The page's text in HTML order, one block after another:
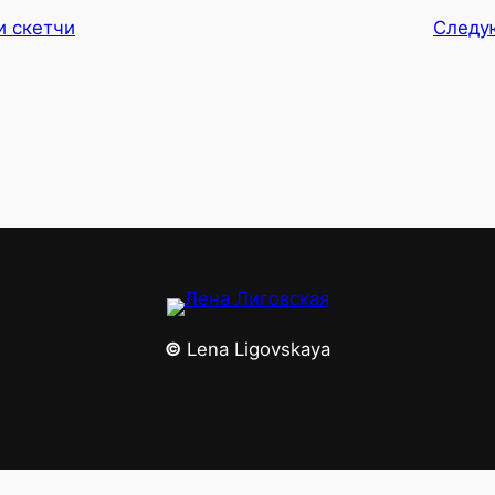
скетчи
© Lena Ligovskaya